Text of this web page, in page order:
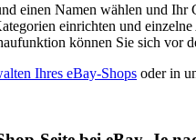
einen Namen wählen und Ihr
einrichten und einzelne
können Sie sich vor
Ihres eBay-Shops oder in